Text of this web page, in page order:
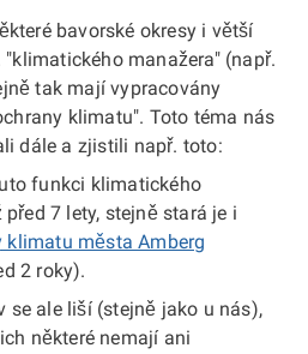
bavorské okresy i větší
manažera" (např.
tak mají vypracovány
klimatu". Toto téma nás
dále a zjistili např. toto:
funkci klimatického
7 lety, stejně stará je i
klimatu města Amberg
2 roky).
se ale liší (stejně jako u nás),
některé nemají ani